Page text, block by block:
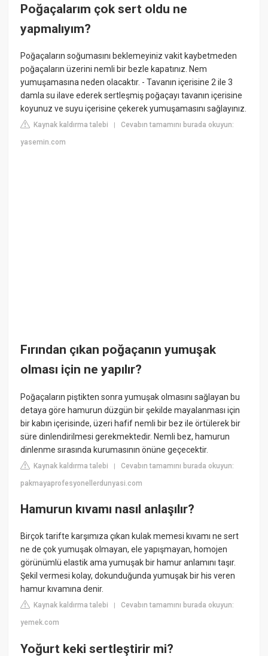
Poğaçalarım çok sert oldu ne
yapmalıyım?
Poğaçaların soğumasını beklemeyiniz vakit kaybetmeden
poğaçaların üzerini nemli bir bezle kapatınız. Nem
yumuşamasına neden olacaktır. - Tavanın içerisine 2 ile 3
damla su ilave ederek sertleşmiş poğaçayı tavanın içerisine
koyunuz ve suyu içerisine çekerek yumuşamasını sağlayınız.
Kaynak kaldırma talebi |Cevabın tamamını burada okuyun:
yasemin.com
Fırından çıkan poğaçanın yumuşak
olması için ne yapılır?
Poğaçaların piştikten sonra yumuşak olmasını sağlayan bu
detaya göre hamurun düzgün bir şekilde mayalanması için
bir kabın içerisinde, üzeri hafif nemli bir bez ile örtülerek bir
süre dinlendirilmesi gerekmektedir. Nemli bez, hamurun
dinlenme sırasında kurumasının önüne geçecektir.
Kaynak kaldırma talebi |Cevabın tamamını burada okuyun:
pakmayaprofesyonellerdunyasi.com
Hamurun kıvamı nasıl anlaşılır?
Birçok tarifte karşımıza çıkan kulak memesi kıvamı ne sert
ne de çok yumuşak olmayan, ele yapışmayan, homojen
görünümlü elastik ama yumuşak bir hamur anlamını taşır.
Şekil vermesi kolay, dokunduğunda yumuşak bir his veren
hamur kıvamına denir.
Kaynak kaldırma talebi |Cevabın tamamını burada okuyun:
yemek.com
Yoğurt keki sertleştirir mi?